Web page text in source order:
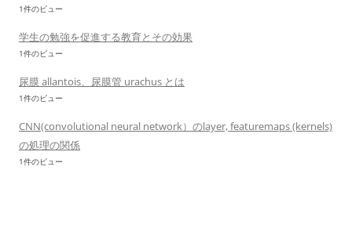
1件のビュー
学生の勉強を促進する教育とその効果
1件のビュー
尿膜 allantois、尿膜管 urachus とは
1件のビュー
CNN(convolutional neural network）のlayer, featuremaps (kernels)
の処理の関係
1件のビュー